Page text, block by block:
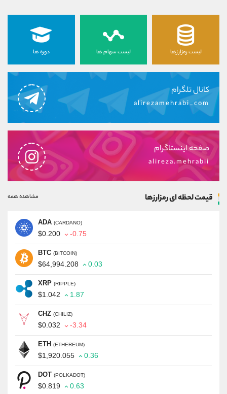
لیست رمزارزها لیست سهام ها دوره ها
کانال تلگرام
alirezamehrabi_com
صفحه اینستاگرام
alireza.mehrabii
قیمت لحظه ای رمزارزها مشاهده همه
ADA (CARDANO)
$0.200 -0.75
BTC (BITCOIN)
$64,994.208 0.03
XRP (RIPPLE)
$1.042 1.87
CHZ (CHILIZ)
$0.032 -3.34
ETH (ETHEREUM)
$1,920.055 0.36
DOT (POLKADOT)
$0.819 0.63